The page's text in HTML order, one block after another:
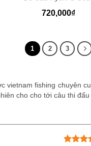
720,000₫
1 2 3
fishing chuyên
cho cho tới câu thi đấu